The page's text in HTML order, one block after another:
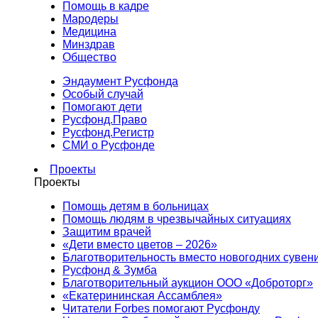
Помощь в кадре
Мародеры
Медицина
Минздрав
Общество
Эндаумент Русфонда
Особый случай
Помогают дети
Русфонд.Право
Русфонд.Регистр
СМИ о Русфонде
Проекты
Проекты
Помощь детям в больницах
Помощь людям в чрезвычайных ситуациях
Защитим врачей
«Дети вместо цветов – 2026»
Благотворительность вместо новогодних
Русфонд & Зумба
Благотворительный аукцион ООО «Доброторг»
«Екатерининская Ассамблея»
Читатели Forbes помогают Русфонду